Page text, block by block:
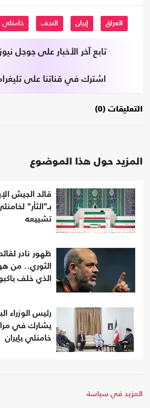
العراق إيران النجف خامنئي
تابع آخر الأخبار على جوجل نيوز
اشترك في قناتنا على
التعليقات (0)
المزيد حول هذا الموضوع
قائد الجيش
بـ"الثأر"
تشييعه
ظهور نادر
الثوري.. من
الذي خلف
رئيس الوزراء
يشارك في
خامنئي بإيران
المزيد في سياسة